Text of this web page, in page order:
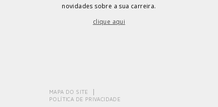
novidades sobre a sua carreira.
clique aqui
MAPA DO SITE
POLÍTICA DE PRIVACIDADE